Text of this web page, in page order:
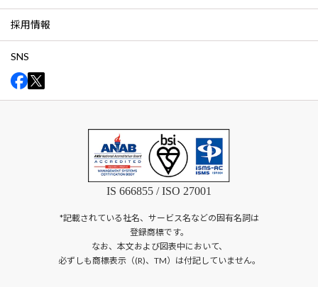
採用情報
SNS
IS 666855 / ISO 27001
*記載されている社名、サービス名などの固有名詞は
登録商標です。
なお、本文および図表中において、
必ずしも商標表示（(R)、TM）は付記していません。